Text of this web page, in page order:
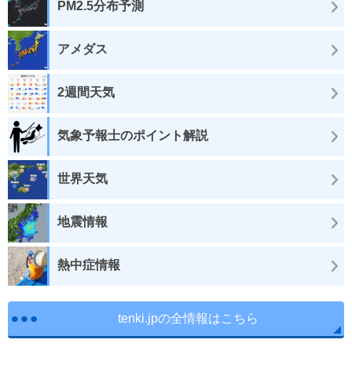
PM2.5分布予測
アメダス
2週間天気
気象予報士のポイント解説
世界天気
地震情報
熱中症情報
tenki.jpの全情報はこちら